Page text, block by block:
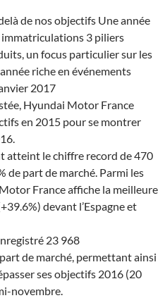
de nos objectifs Une année
3 piliers
un focus particulier sur les
riche en événements
2017
Hyundai Motor France
en 2015 pour se montrer
atteint le chiffre record de 470
de part de marché. Parmi les
France affiche la meilleure
devant l’Espagne et
23 968
de marché, permettant ainsi
ses objectifs 2016 (20
novembre.